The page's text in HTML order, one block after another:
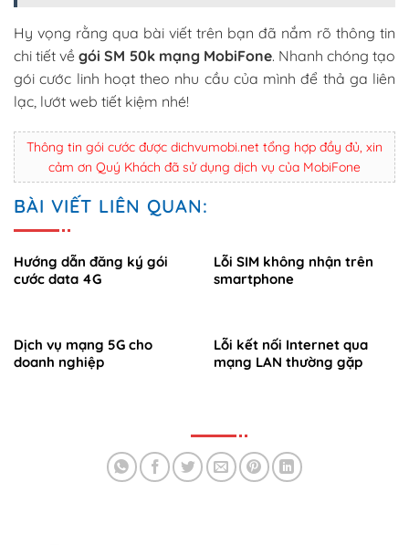
Hy vọng rằng qua bài viết trên bạn đã nắm rõ thông tin
chi tiết vềgói SM 50k mạng MobiFone. Nhanh chóng tạo
gói cước linh hoạt theo nhu cầu của mình để thả ga liên
lạc, lướt web tiết kiệm nhé!
Thông tin gói cước được dichvumobi.net tổng hợp đầy đủ, xin
cảm ơn Quý Khách đã sử dụng dịch vụ của MobiFone
BÀI VIẾT LIÊN QUAN:
Hướng dẫn đăng ký gói
cước data 4G
Lỗi SIM không nhận trên
smartphone
Dịch vụ mạng 5G cho
doanh nghiệp
Lỗi kết nối Internet qua
mạng LAN thường gặp